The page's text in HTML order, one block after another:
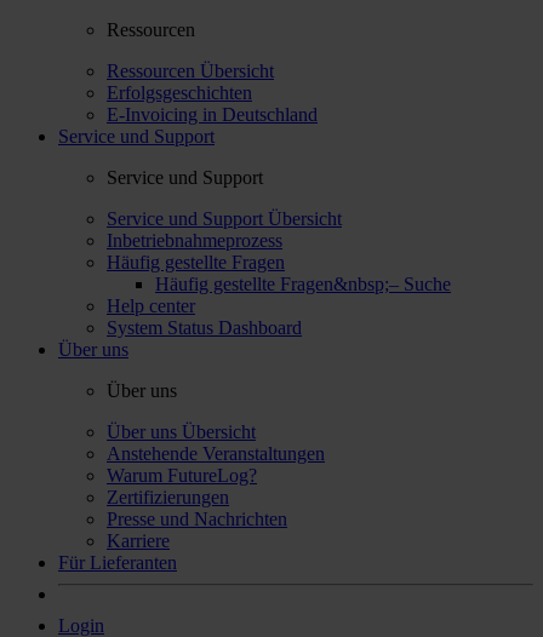
Ressourcen
Ressourcen Übersicht
Erfolgsgeschichten
E-Invoicing in Deutschland
Service und Support
Service und Support
Service und Support Übersicht
Inbetriebnahmeprozess
Häufig gestellte Fragen
Häufig gestellte Fragen&nbsp;– Suche
Help center
System Status Dashboard
Über uns
Über uns
Über uns Übersicht
Anstehende Veranstaltungen
Warum FutureLog?
Zertifizierungen
Presse und Nachrichten
Karriere
Für Lieferanten
Login